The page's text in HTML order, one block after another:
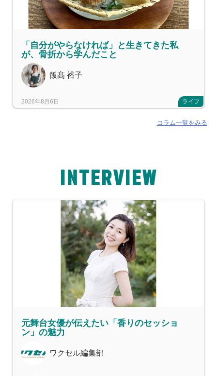
「自分がやらなければ」と生きてきた私
が、骨折から学んだこと
飯髙 裕子
2026年8月6日 ライフ
コラム一覧をみる
INTERVIEW
元舞台女優が伝えたい「香りのセッショ
ン」の魅力
ワクセル編集部